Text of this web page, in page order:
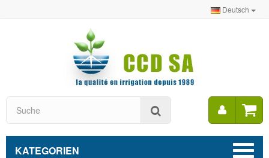
Deutsch
Mein
Konto
KATEGORIEN